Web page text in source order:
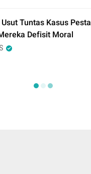
Tuntas Kasus Pesta
Defisit Moral